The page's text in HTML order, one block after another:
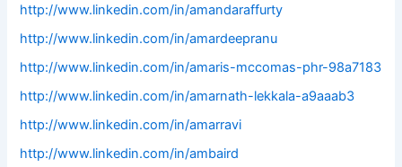
http://www.linkedin.com/in/amandaraffurty
http://www.linkedin.com/in/amardeepranu
http://www.linkedin.com/in/amaris-mccomas-phr-98a7183
http://www.linkedin.com/in/amarnath-lekkala-a9aaab3
http://www.linkedin.com/in/amarravi
http://www.linkedin.com/in/ambaird